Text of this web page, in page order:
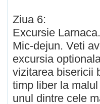
Ziua 6:
Excursie
Mic-dejun. Veti
excursia
vizitarea bisericii
timp liber la
unul dintre cele